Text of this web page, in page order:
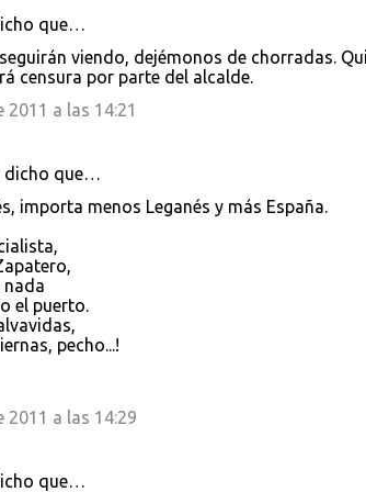
que…
viendo, dejémonos de chorradas.
censura por parte del alcalde.
2011 a las 14:21
dicho que…
importa menos Leganés y más España.
nada
el puerto.
pecho...!
2011 a las 14:29
que…